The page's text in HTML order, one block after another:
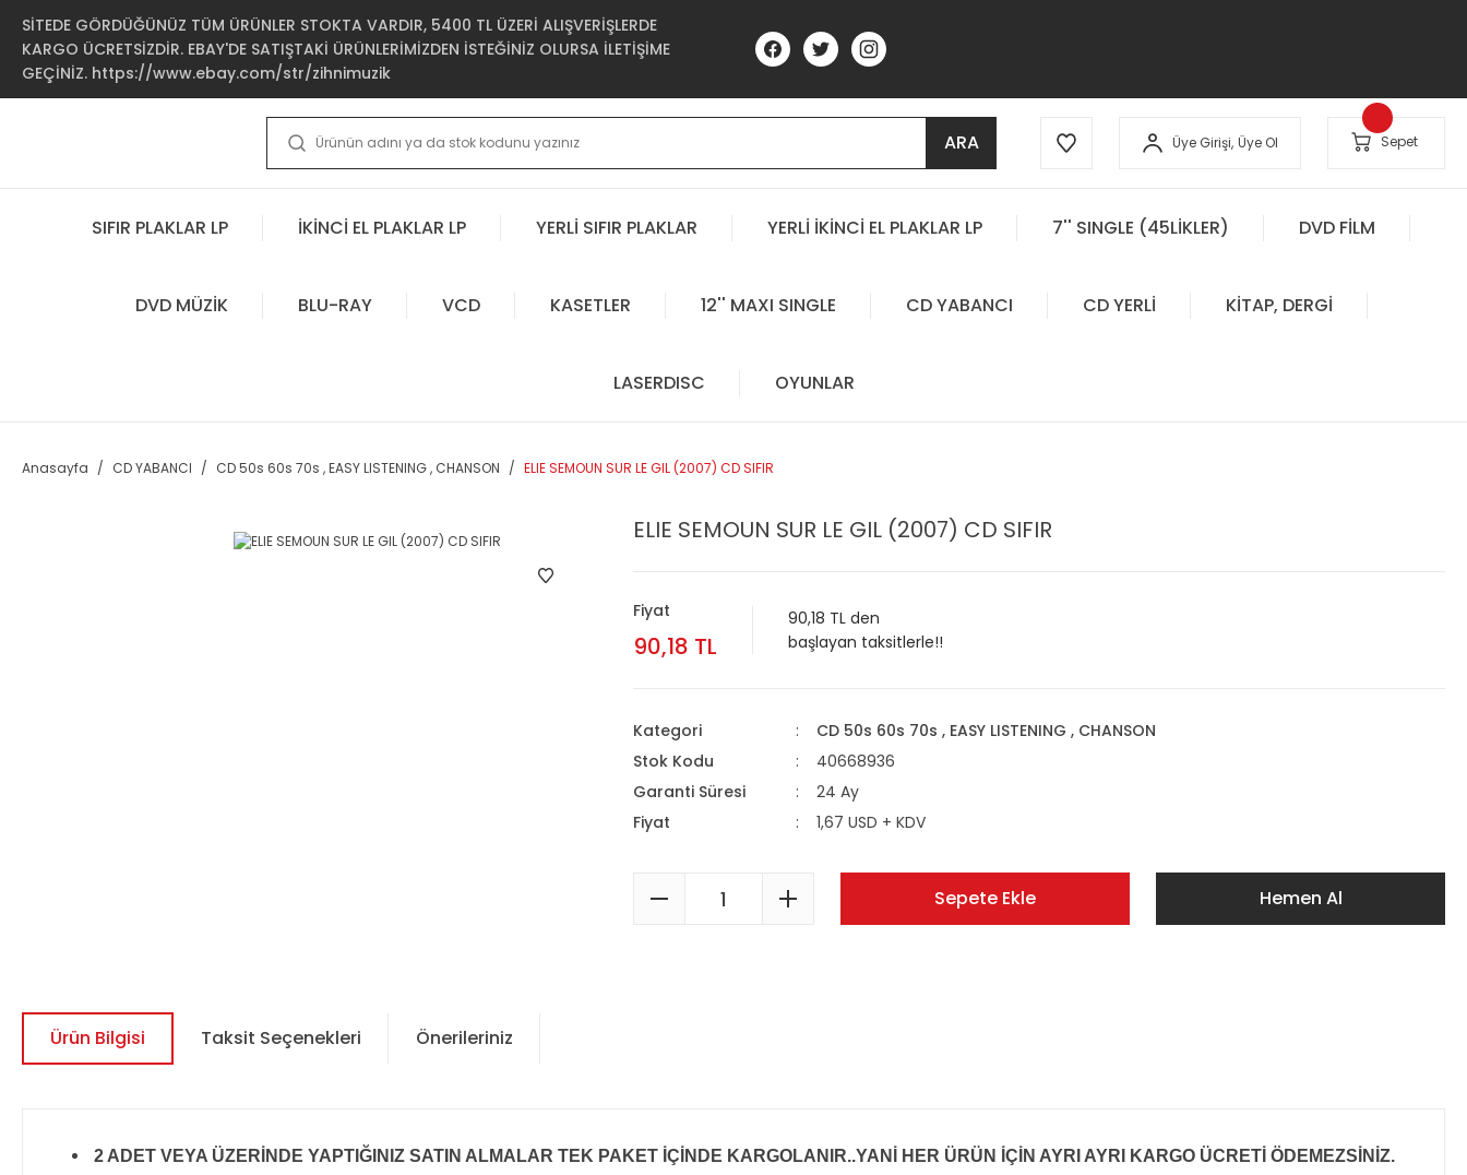
SİTEDE GÖRDÜĞÜNÜZ TÜM ÜRÜNLER STOKTA VARDIR, 5400 TL ÜZERİ ALIŞVERİŞLERDE
KARGO ÜCRETSİZDİR. EBAY'DE SATIŞTAKİ ÜRÜNLERİMİZDEN İSTEĞİNİZ OLURSA İLETİŞİME
GEÇİNİZ. https://www.ebay.com/str/zihnimuzik
ARA Üye Girişi, Üye Ol Sepet
SIFIR PLAKLAR LP İKİNCİ EL PLAKLAR LP YERLİ SIFIR PLAKLAR YERLİ İKİNCİ EL PLAKLAR LP 7'' SINGLE (45LİKLER) DVD FİLM
DVD MÜZİK BLU-RAY VCD KASETLER 12'' MAXI SINGLE CD YABANCI CD YERLİ KİTAP, DERGİ
LASERDISC OYUNLAR
Anasayfa CD YABANCI CD 50s 60s 70s , EASY LISTENING , CHANSON ELIE SEMOUN SUR LE GIL (2007) CD SIFIR
ELIE SEMOUN SUR LE GIL (2007) CD SIFIR
Fiyat
90,18 TL
90,18 TL den
başlayan taksitlerle!!
Kategori
CD 50s 60s 70s , EASY LISTENING , CHANSON
Stok Kodu
40668936
Garanti Süresi
24 Ay
Fiyat
1,67 USD + KDV
Sepete Ekle Hemen Al
Ürün Bilgisi Taksit Seçenekleri Önerileriniz
2 ADET VEYA ÜZERİNDE YAPTIĞINIZ SATIN ALMALAR TEK PAKET İÇİNDE KARGOLANIR..YANİ HER ÜRÜN İÇİN AYRI AYRI KARGO ÜCRETİ ÖDEMEZSİNİZ.